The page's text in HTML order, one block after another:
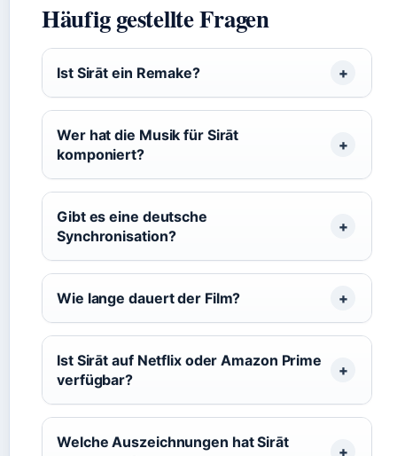
Häufig gestellte Fragen
Ist Sirāt ein Remake?
Wer hat die Musik für Sirāt
komponiert?
Gibt es eine deutsche
Synchronisation?
Wie lange dauert der Film?
Ist Sirāt auf Netflix oder Amazon Prime
verfügbar?
Welche Auszeichnungen hat Sirāt